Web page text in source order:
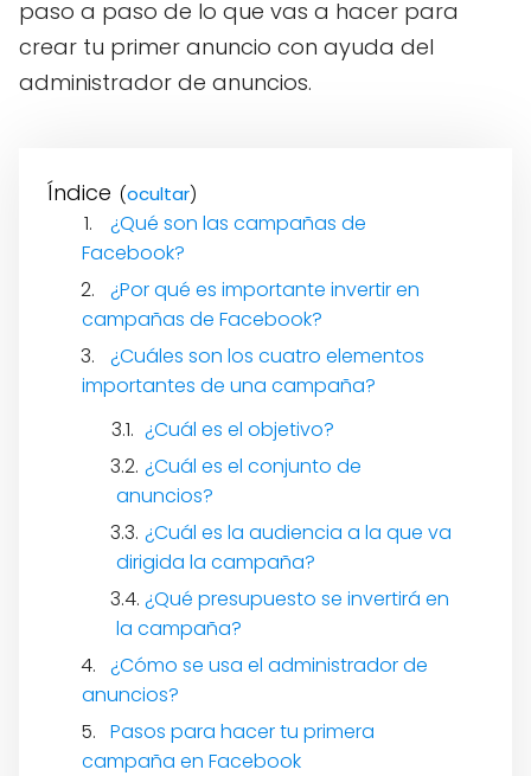
paso a paso de lo que vas a hacer para
crear tu primer anuncio con ayuda del
administrador de anuncios.
Índice ( )
¿Qué son las campañas de
Facebook?
¿Por qué es importante invertir en
campañas de Facebook?
¿Cuáles son los cuatro elementos
importantes de una campaña?
¿Cuál es el objetivo?
¿Cuál es el conjunto de
anuncios?
¿Cuál es la audiencia a la que va
dirigida la campaña?
¿Qué presupuesto se invertirá en
la campaña?
¿Cómo se usa el administrador de
anuncios?
Pasos para hacer tu primera
campaña en Facebook